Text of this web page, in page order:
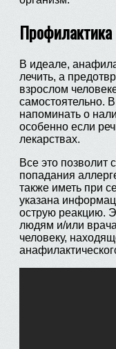
Профилактика
В идеале,
лечить, а
взрослом
самостоятельно.
напоминать о
особенно если
лекарствах.
Все это позволит
попадания
также иметь при
указана
острую реакцию.
людям и/или
человеку,